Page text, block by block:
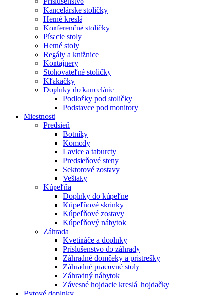
Kancelárske stoličky
Herné kreslá
Konferenčné stoličky
Písacie stoly
Herné stoly
Regály a knižnice
Kontajnery
Stohovateľné stoličky
Kľakačky
Doplnky do kancelárie
Podložky pod stoličky
Podstavce pod monitory
Miestnosti
Predsieň
Botníky
Komody
Lavice a taburety
Predsieňové steny
Sektorové zostavy
Vešiaky
Kúpeľňa
Doplnky do kúpeľne
Kúpeľňové skrinky
Kúpeľňové zostavy
Kúpeľňový nábytok
Záhrada
Kvetináče a doplnky
Príslušenstvo do záhrady
Záhradné domčeky a prístrešky
Záhradné pracovné stoly
Záhradný nábytok
Závesné hojdacie kreslá, hojdačky
Bytové doplnky